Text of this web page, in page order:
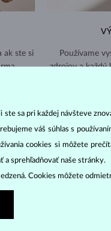
ak ste si
Používame
zdrojov a
vysoký lesk aj pri
ste sa pri každej návšteve
váš súhlas s
cookies si môžete
a sprehľadňovať naše stránky.
Cookies môžete